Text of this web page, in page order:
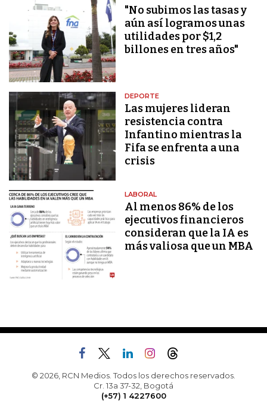
"No subimos las tasas y
aún así logramos unas
utilidades por $1,2
billones en tres años"
DEPORTE
Las mujeres lideran
resistencia contra
Infantino mientras la
Fifa se enfrenta a una
crisis
LABORAL
Al menos 86% de los
ejecutivos financieros
consideran que la IA es
más valiosa que un MBA
© 2026, RCN Medios. Todos los derechos reservados.
Cr. 13a 37-32, Bogotá
(+57) 1 4227600